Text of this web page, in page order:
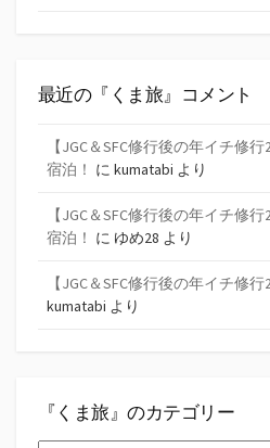
最近の『くま旅』コメント
【JGC＆SFC修行後の年イチ修
宿泊！ に kumatabi より
【JGC＆SFC修行後の年イチ修
宿泊！ に ゆめ28 より
【JGC＆SFC修行後の年イチ修
kumatabi より
『くま旅』のカテゴリー